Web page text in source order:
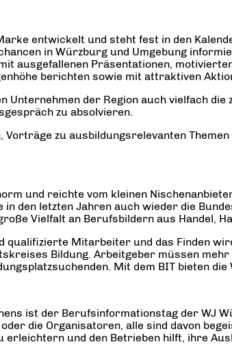
entwickelt und steht fest in den
in Würzburg und Umgebung
ausgefallenen Präsentationen,
berichten sowie mit attraktiven
Unternehmen der Region auch vielfach
zu absolvieren.
zu ausbildungsrelevanten
und reichte vom kleinen
den letzten Jahren auch wieder die
Vielfalt an Berufsbildern aus Handel,
qualifizierte Mitarbeiter und das Finden
Bildung. Arbeitgeber müssen
Mit dem BIT bieten
ist der Berufsinformationstag der WJ
die Organisatoren, alle sind davon
und den Betrieben hilft, ihre